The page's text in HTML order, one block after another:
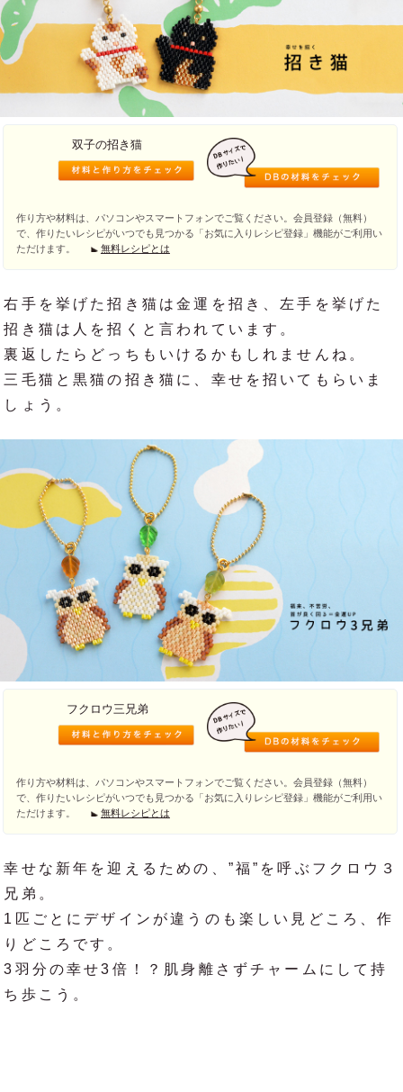
双子の招き猫
作り方や材料は、パソコンやスマートフォンでご覧ください。会員登録（無料）
で、作りたいレシピがいつでも見つかる「お気に入りレシピ登録」機能がご利用い
ただけます。
無料レシピとは
右手を挙げた招き猫は金運を招き、左手を挙げた
招き猫は人を招くと言われています。
裏返したらどっちもいけるかもしれませんね。
三毛猫と黒猫の招き猫に、幸せを招いてもらいま
しょう。
フクロウ三兄弟
作り方や材料は、パソコンやスマートフォンでご覧ください。会員登録（無料）
で、作りたいレシピがいつでも見つかる「お気に入りレシピ登録」機能がご利用い
ただけます。
無料レシピとは
幸せな新年を迎えるための、”福”を呼ぶフクロウ３
兄弟。
1匹ごとにデザインが違うのも楽しい見どころ、作
りどころです。
3羽分の幸せ3倍！？肌身離さずチャームにして持
ち歩こう。